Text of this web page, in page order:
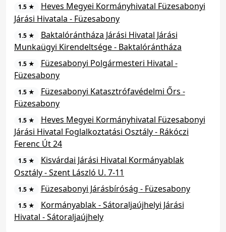
1.5 ★
Heves Megyei Kormányhivatal Füzesabonyi
Járási Hivatala - Füzesabony
1.5 ★
Baktalórántháza Járási Hivatal Járási
Munkaügyi Kirendeltsége - Baktalórántháza
1.5 ★
Füzesabonyi Polgármesteri Hivatal -
Füzesabony
1.5 ★
Füzesabonyi Katasztrófavédelmi Őrs -
Füzesabony
1.5 ★
Heves Megyei Kormányhivatal Füzesabonyi
Járási Hivatal Foglalkoztatási Osztály - Rákóczi
Ferenc Út 24
1.5 ★
Kisvárdai Járási Hivatal Kormányablak
Osztály - Szent László U. 7-11
1.5 ★ Füzesabonyi Járásbíróság - Füzesabony
1.5 ★
Kormányablak - Sátoraljaújhelyi Járási
Hivatal - Sátoraljaújhely